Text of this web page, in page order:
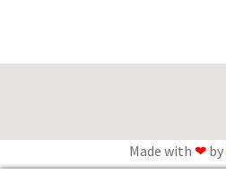
Made with ❤by